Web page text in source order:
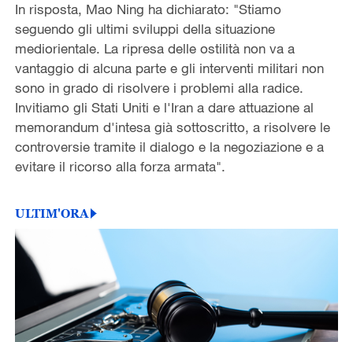
In risposta, Mao Ning ha dichiarato: "Stiamo
seguendo gli ultimi sviluppi della situazione
mediorientale. La ripresa delle ostilità non va a
vantaggio di alcuna parte e gli interventi militari non
sono in grado di risolvere i problemi alla radice.
Invitiamo gli Stati Uniti e l'Iran a dare attuazione al
memorandum d'intesa già sottoscritto, a risolvere le
controversie tramite il dialogo e la negoziazione e a
evitare il ricorso alla forza armata".
ULTIM'ORA